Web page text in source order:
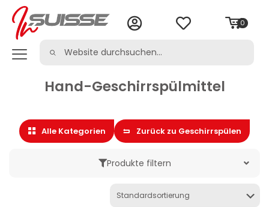
0
Hand-Geschirrspülmittel
Alle Kategorien Zurück zu Geschirrspülen
Produkte filtern